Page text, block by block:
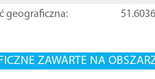
geograficzna:
ZAWARTE NA